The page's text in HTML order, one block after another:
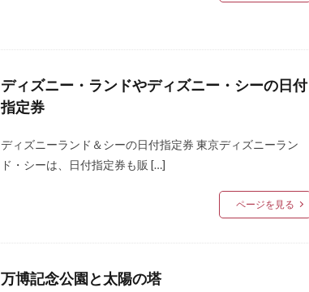
ディズニー・ランドやディズニー・シーの日付
指定券
ディズニーランド＆シーの日付指定券 東京ディズニーラン
ド・シーは、日付指定券も販 […]
ページを見る
万博記念公園と太陽の塔